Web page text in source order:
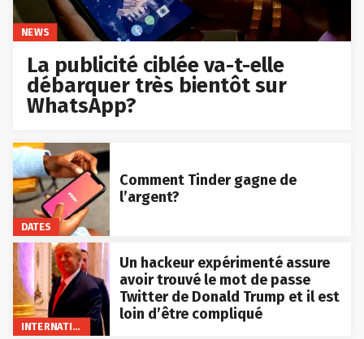
NEWS
La publicité ciblée va-t-elle
débarquer très bientôt sur
WhatsApp?
DATES
Comment Tinder gagne de
l’argent?
Un hackeur expérimenté assure
avoir trouvé le mot de passe
Twitter de Donald Trump et il est
loin d’être compliqué